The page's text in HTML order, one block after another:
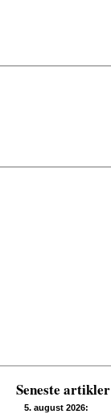
Seneste artikler
5. august 2026: